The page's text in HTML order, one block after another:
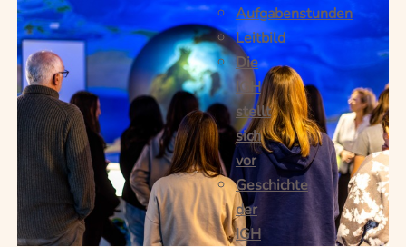
Aufgabenstunden
Leitbild
Die
IGH
stellt
sich
vor
Geschichte
der
IGH